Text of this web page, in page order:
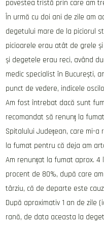
povestea tristă prin care am
În urmă cu doi ani de zile am
degetului mare de la piciorul
picioarele erau atât de grele
și degetele erau reci, având
medic specialist în București,
punct de vedere, indicele
Am fost întrebat dacă sunt
recomandat să renunț la
Spitalului Județean, care mi-a
la fumat pentru că deja am
Am renunțat la fumat aprox. 4
procent de 80%, după care
târziu, că de departe este
După aproximativ 1 an de zile
rană, de data aceasta la